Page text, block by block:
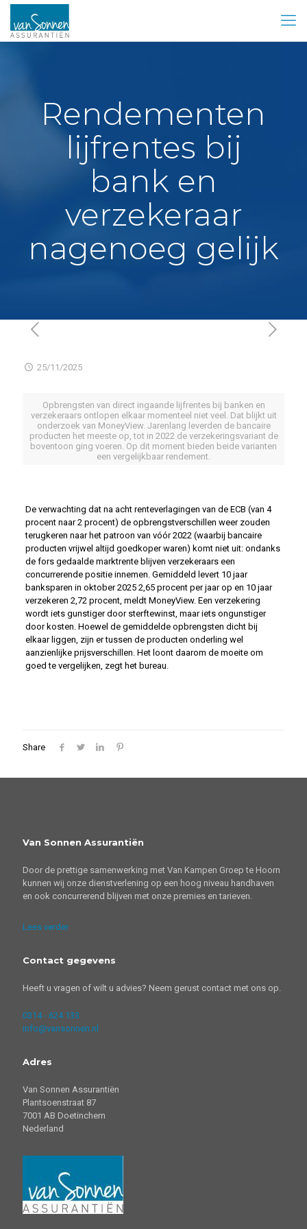
Rendementen
lijfrentes bij
bank en
verzekeraar
nagenoeg gelijk
25/11/2025
Opbrengsten van direct ingaande lijfrentes bij banken en
verzekeraars ontlopen elkaar momenteel niet veel. Dat blijkt uit
onderzoek van MoneyView. Jarenlang leverden de bancaire
producten het meeste op, tot in 2022 de verzekeringsvariant de
boventoon ging voeren. Op dit moment bieden beide varianten
een vergelijkbaar rendement.
De verwachting dat na acht renteverlagingen van de ECB (van 4
procent naar 2 procent) de opbrengstverschillen weer zouden
terugkeren naar het patroon van vóór 2022 (waarbij bancaire
producten vrijwel altijd goedkoper waren) komt niet uit: ondanks
de fors gedaalde marktrente blijven verzekeraars een
concurrerende positie innemen. Gemiddeld levert 10 jaar
banksparen in oktober 2025 2,65 procent per jaar op en 10 jaar
verzekeren 2,72 procent, meldt MoneyView. Een verzekering
wordt iets gunstiger door sterftewinst, maar iets ongunstiger
door kosten. Hoewel de gemiddelde opbrengsten dicht bij
elkaar liggen, zijn er tussen de producten onderling wel
aanzienlijke prijsverschillen. Het loont daarom de moeite om
goed te vergelijken, zegt het bureau.
Share
Van Sonnen Assurantiën
Door de prettige samenwerking met Van Kampen Groep te Hoorn
kunnen wij onze dienstverlening op een hoog niveau handhaven
en ook concurrerend blijven met onze premies en tarieven.
Lees verder
Contact gegevens
Heeft u vragen of wilt u advies? Neem gerust contact met ons op.
0314 - 624 133
info@vansonnen.nl
Adres
Van Sonnen Assurantiën
Plantsoenstraat 87
7001 AB Doetinchem
Nederland